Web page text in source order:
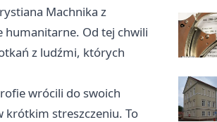
Machnika z
humanitarne. Od tej chwili
z ludźmi, których
wrócili do swoich
krótkim streszczeniu. To